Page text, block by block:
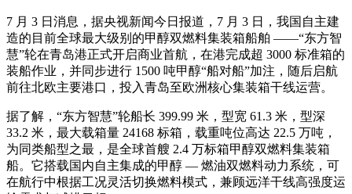
7 月 3 日消息，据央视新闻今日报道，7 月 3 日，我国自主建
造的目前全球最大级别的甲醇双燃料集装箱船舶 ——“东方智
慧”轮在青岛港正式开启商业首航，在港完成超 3000 标准箱的
装船作业，并同步进行 1500 吨甲醇“船对船”加注，随后启航
前往北欧主要港口，投入青岛至欧洲核心集装箱干线运营。
据了解，“东方智慧”轮船长 399.99 米，型宽 61.3 米，型深
33.2 米，最大载箱量 24168 标箱，载重吨位高达 22.5 万吨，
为同类船型之最，是全球首艘 2.4 万标箱甲醇双燃料集装箱
船。它搭载国内自主集成的甲醇 — 燃油双燃料动力系统，可
在航行中根据工况灵活切换燃料模式，兼顾远洋干线高强度运